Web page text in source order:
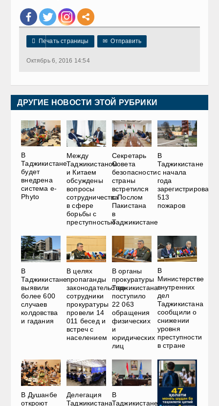
 Печать страницы ✉ Отправить
Октябрь 6, 2016 14:54
ДРУГИЕ НОВОСТИ ЭТОЙ РУБРИКИ
В
Таджикистане
будет
внедрена
система e-
Phyto
Между
Таджикистаном
и Китаем
обсуждены
вопросы
сотрудничества
в сфере
борьбы с
преступностью
Секретарь
Совета
безопасности
страны
встретился
с Послом
Пакистана
в
Таджикистане
В
Таджикистане
с начала
года
зарегистрировано
513
пожаров
В
Таджикистане
выявили
более 600
случаев
колдовства
и гадания
В целях
пропаганды
законодательства
сотрудники
прокуратуры
провели 14
011 бесед и
встреч с
населением
В органы
прокуратуры
Таджикистана
поступило
22 063
обращения
физических
и
юридических
лиц
В
Министерстве
внутренних
дел
Таджикистана
сообщили о
снижении
уровня
преступности
в стране
В Душанбе
откроют
Делегация
Таджикистана
В
Таджикистане